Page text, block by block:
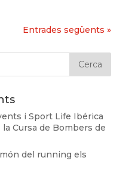
Entrades següents »
i Sport Life Ibérica
Cursa de Bombers de
del running els